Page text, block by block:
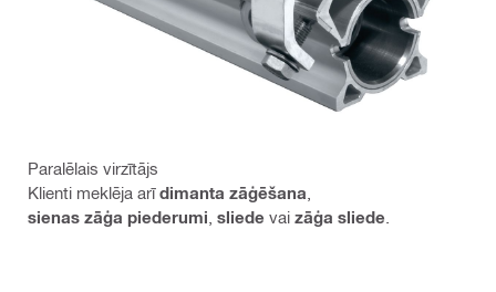
Paralēlais virzītājs
Klienti meklēja arīdimanta zāģēšana
sienas zāģa piederumi sliede vai zāģa sliede